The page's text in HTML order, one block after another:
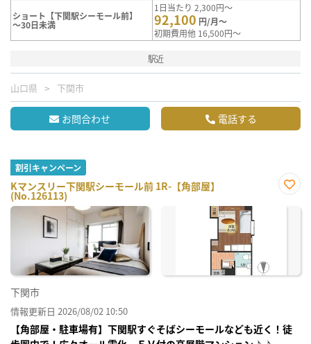
ショート【下関駅シーモール前】
～30日未満
1日当たり 2,300円～
92,100 円/月～
初期費用他 16,500円～
駅近
山口県 下関市
お問合わせ 電話する
割引キャンペーン
Kマンスリー下関駅シーモール前 1R-【角部屋】
(No.126113)
に入
下関市
情報更新日 2026/08/02 10:50
【角部屋・駐車場有】下関駅すぐそばシーモールなども近く！徒